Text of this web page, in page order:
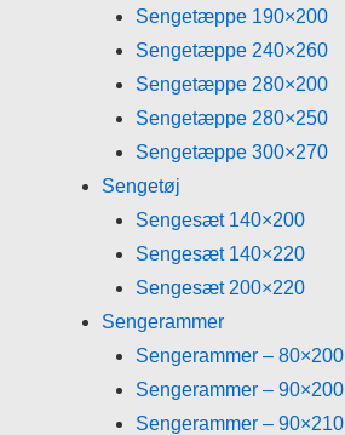
Sengetæppe 190×200
Sengetæppe 240×260
Sengetæppe 280×200
Sengetæppe 280×250
Sengetæppe 300×270
Sengetøj
Sengesæt 140×200
Sengesæt 140×220
Sengesæt 200×220
Sengerammer
Sengerammer – 80×200
Sengerammer – 90×200
Sengerammer – 90×210